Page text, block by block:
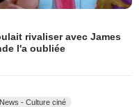
rivaliser avec James
l'a oubliée
News - Culture ciné